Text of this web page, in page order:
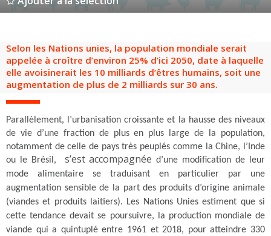
Selon les Nations unies, la population mondiale serait
appelée à croître d’environ 25% d’ici 2050, date à laquelle
elle avoisinerait les 10 milliards d’êtres humains, soit une
augmentation de plus de 2 milliards sur 30 ans.
Parallèlement, l’urbanisation croissante et la hausse des niveaux
de vie d’une fraction de plus en plus large de la population,
notamment de celle de pays très peuplés comme la Chine, l’Inde
ou le Brésil,
s’est accompagnéed’une modification de leur
mode alimentaire se traduisant en particulier par une
augmentation sensible de la part des produits d’origine animale
(viandes et produits laitiers). Les Nations Unies estiment que si
cette tendance devait se poursuivre, la production mondiale de
viande qui a quintuplé entre 1961 et 2018, pour atteindre 330